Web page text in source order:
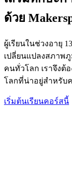
ด้วย
ผู้เรียนในช่วงอายุ
เปลี่ยนแปลงสภาพ
คนทั่วโลก เราจึงต้
โลกที่น่าอยู่สำหรับ
เริ่มต้นเรียนคอร์สนี้